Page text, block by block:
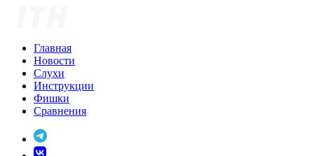
Главная
Новости
Слухи
Инструкции
Фишки
Сравнения